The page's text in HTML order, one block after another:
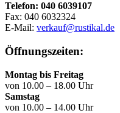
Telefon: 040 6039107
Fax: 040 6032324
E-Mail: verkauf@rustikal.de
Öffnungszeiten:
Montag bis Freitag
von 10.00 – 18.00 Uhr
Samstag
von 10.00 – 14.00 Uhr